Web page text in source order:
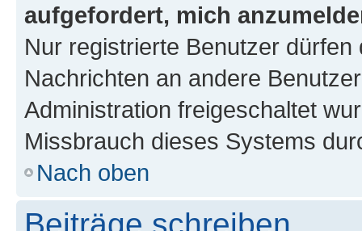
aufgefordert, mich
Nur registrierte Benutzer
Nachrichten an andere
Administration freigeschaltet
Missbrauch dieses Systems
Nach oben
Beiträge schreiben